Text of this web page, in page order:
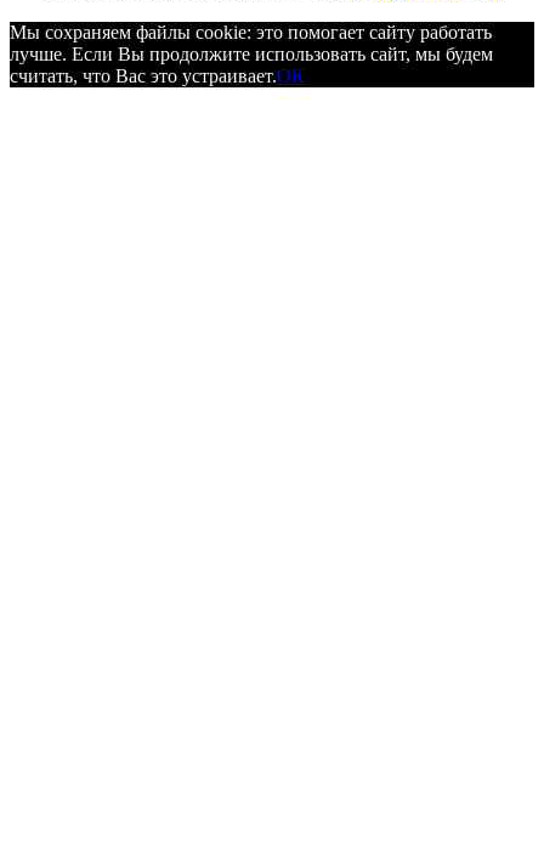
Мы cохраняем файлы cookie: это помогает сайту работать
лучше. Если Вы продолжите использовать сайт, мы будем
считать, что Вас это устраивает.ОК